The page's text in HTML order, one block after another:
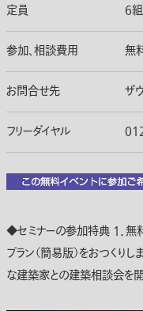
定員 6
参加、相談費用 無
お問合せ先 ザ
フリーダイヤル
◆セミナーの参加特典 1．無
プラン（簡易版）をおつくり
な建築家との建築相談会を開